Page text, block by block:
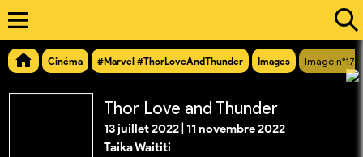
Cinéma #Marvel #ThorLoveAndThunder Images Image
Thor Love and Thunder
13 juillet 2022 11 novembre 2022
Taika Waititi